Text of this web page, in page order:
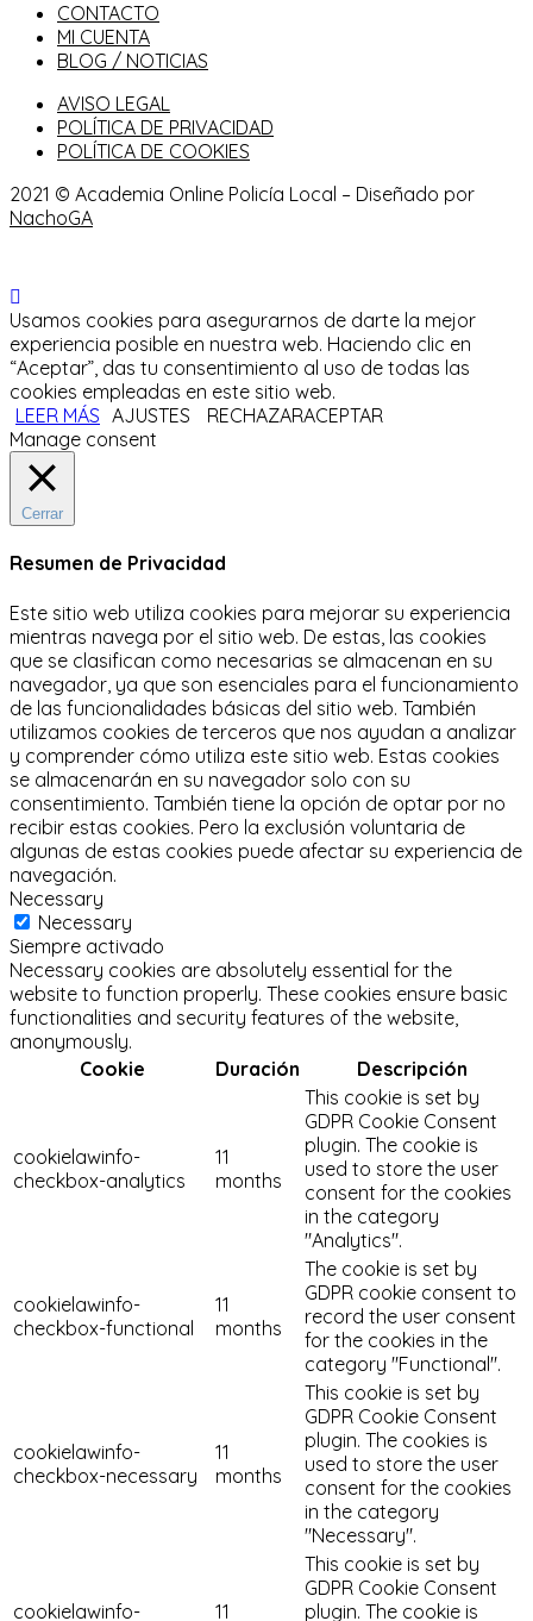
CONTACTO
MI CUENTA
BLOG / NOTICIAS
AVISO LEGAL
POLÍTICA DE PRIVACIDAD
POLÍTICA DE COOKIES
2021 © Academia Online Policía Local – Diseñado por
NachoGA
Usamos cookies para asegurarnos de darte la mejor
experiencia posible en nuestra web. Haciendo clic en
“Aceptar”, das tu consentimiento al uso de todas las
cookies empleadas en este sitio web.
LEER MÁS AJUSTES RECHAZARACEPTAR
Manage consent
Cerrar
Resumen de Privacidad
Este sitio web utiliza cookies para mejorar su experiencia
mientras navega por el sitio web. De estas, las cookies
que se clasifican como necesarias se almacenan en su
navegador, ya que son esenciales para el funcionamiento
de las funcionalidades básicas del sitio web. También
utilizamos cookies de terceros que nos ayudan a analizar
y comprender cómo utiliza este sitio web. Estas cookies
se almacenarán en su navegador solo con su
consentimiento. También tiene la opción de optar por no
recibir estas cookies. Pero la exclusión voluntaria de
algunas de estas cookies puede afectar su experiencia de
navegación.
Necessary
Necessary
Siempre activado
Necessary cookies are absolutely essential for the
website to function properly. These cookies ensure basic
functionalities and security features of the website,
anonymously.
Cookie
Duración Descripción
cookielawinfo-
checkbox-analytics
11
months
This cookie is set by
GDPR Cookie Consent
plugin. The cookie is
used to store the user
consent for the cookies
in the category
"Analytics".
cookielawinfo-
checkbox-functional
11
months
The cookie is set by
GDPR cookie consent to
record the user consent
for the cookies in the
category "Functional".
cookielawinfo-
checkbox-necessary
11
months
This cookie is set by
GDPR Cookie Consent
plugin. The cookies is
used to store the user
consent for the cookies
in the category
"Necessary".
cookielawinfo-
11
This cookie is set by
GDPR Cookie Consent
plugin. The cookie is